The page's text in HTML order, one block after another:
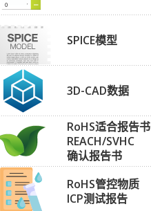
SPICE模型
3D-CAD数据
RoHS适合报告书
REACH/SVHC
确认报告书
RoHS管控物质
ICP测试报告